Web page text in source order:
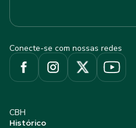
Conecte-se com nossas redes
CBH
Histórico